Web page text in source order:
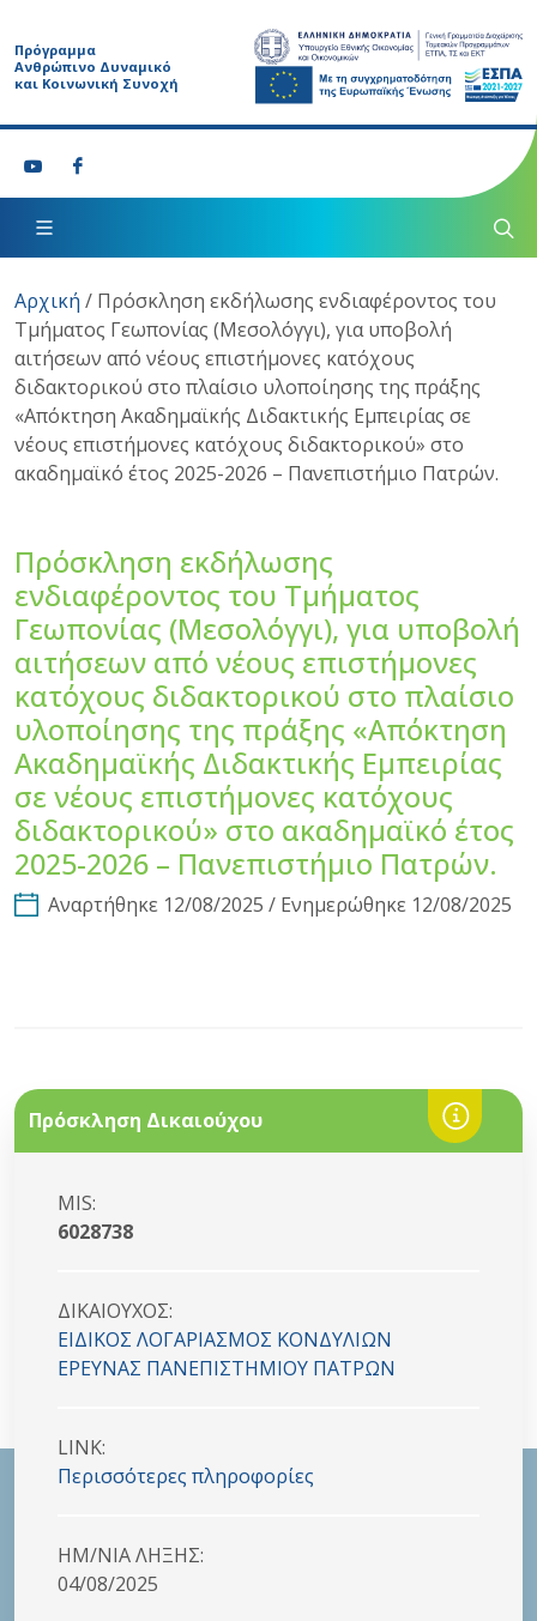
Πρόγραμμα
Ανθρώπινο Δυναμικό
και Κοινωνική Συνοχή
Αρχική / Πρόσκληση εκδήλωσης ενδιαφέροντος του
Τμήματος Γεωπονίας (Μεσολόγγι), για υποβολή
αιτήσεων από νέους επιστήμονες κατόχους
διδακτορικού στο πλαίσιο υλοποίησης της πράξης
«Απόκτηση Ακαδημαϊκής Διδακτικής Εμπειρίας σε
νέους επιστήμονες κατόχους διδακτορικού» στο
ακαδημαϊκό έτος 2025-2026 – Πανεπιστήμιο Πατρών.
Πρόσκληση εκδήλωσης
ενδιαφέροντος του Τμήματος
Γεωπονίας (Μεσολόγγι), για υποβολή
αιτήσεων από νέους επιστήμονες
κατόχους διδακτορικού στο πλαίσιο
υλοποίησης της πράξης «Απόκτηση
Ακαδημαϊκής Διδακτικής Εμπειρίας
σε νέους επιστήμονες κατόχους
διδακτορικού» στο ακαδημαϊκό έτος
2025-2026 – Πανεπιστήμιο Πατρών.
Αναρτήθηκε 12/08/2025 / Ενημερώθηκε 12/08/2025
Πρόσκληση Δικαιούχου
MIS:
6028738
ΔΙΚΑΙΟYΧΟΣ:
ΕΙΔΙΚΟΣ ΛΟΓΑΡΙΑΣΜΟΣ ΚΟΝΔΥΛΙΩΝ
ΕΡΕΥΝΑΣ ΠΑΝΕΠΙΣΤΗΜΙΟΥ ΠΑΤΡΩΝ
LINK:
Περισσότερες πληροφορίες
HM/NIA ΛΗΞΗΣ:
04/08/2025